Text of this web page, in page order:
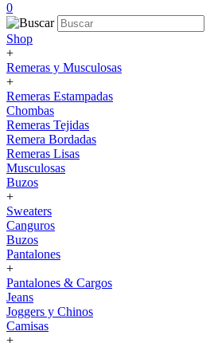
0
Shop
+
Remeras y Musculosas
+
Remeras Estampadas
Chombas
Remeras Tejidas
Remera Bordadas
Remeras Lisas
Musculosas
Buzos
+
Sweaters
Canguros
Buzos
Pantalones
+
Pantalones & Cargos
Jeans
Joggers y Chinos
Camisas
+